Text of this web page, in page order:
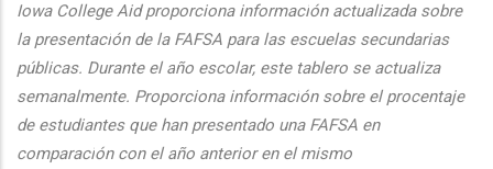
Iowa College Aid proporciona información actualizada sobre
la presentación de la FAFSA para las escuelas secundarias
públicas. Durante el año escolar, este tablero se actualiza
semanalmente. Proporciona información sobre el procentaje
de estudiantes que han presentado una FAFSA en
comparación con el año anterior en el mismo